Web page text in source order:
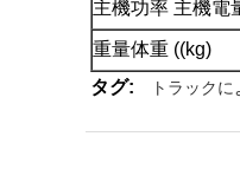
主機功率 主機電
重量体重 ((kg)
タグ:
トラック